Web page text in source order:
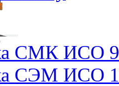
СМК ИСО
СЭМ ИСО